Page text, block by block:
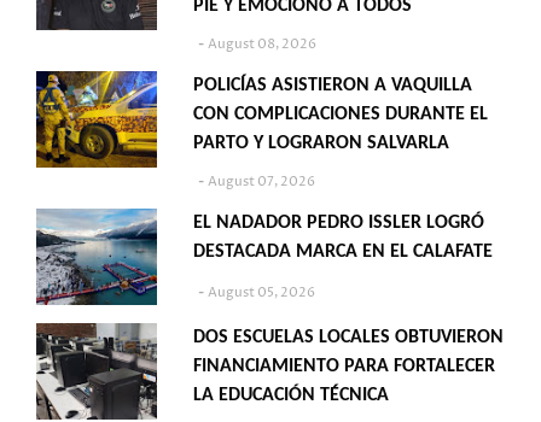
PIE Y EMOCIONÓ A TODOS
August 08, 2026
POLICÍAS ASISTIERON A VAQUILLA
CON COMPLICACIONES DURANTE EL
PARTO Y LOGRARON SALVARLA
August 07, 2026
EL NADADOR PEDRO ISSLER LOGRÓ
DESTACADA MARCA EN EL CALAFATE
August 05, 2026
DOS ESCUELAS LOCALES OBTUVIERON
FINANCIAMIENTO PARA FORTALECER
LA EDUCACIÓN TÉCNICA